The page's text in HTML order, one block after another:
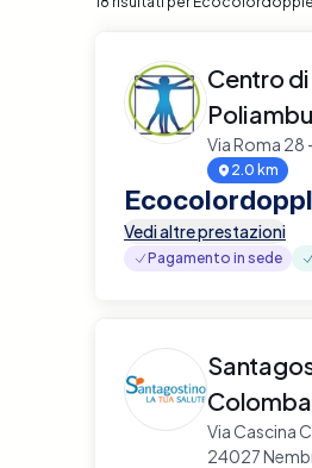
Centro
Via Roma
2.0 km
Vedi altre prestazioni
Pagamento in sede
Via Cascina
24027